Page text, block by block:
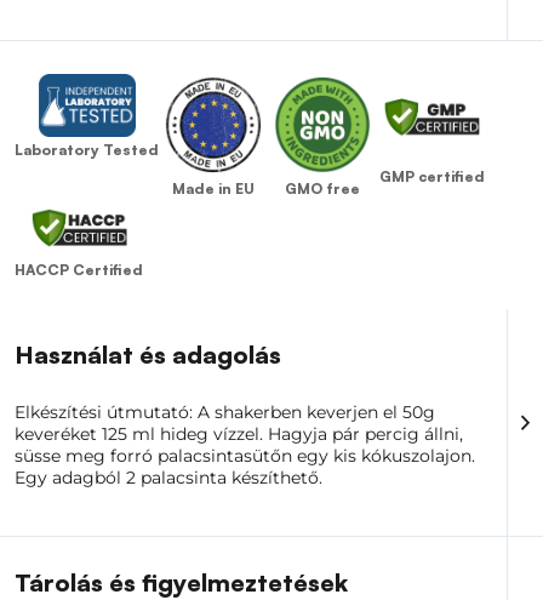
Laboratory Tested
Made in EU GMO free
GMP certified
HACCP Certified
Használat és adagolás
Elkészítési útmutató: A shakerben keverjen el 50g
keveréket 125 ml hideg vízzel. Hagyja pár percig állni,
süsse meg forró palacsintasütőn egy kis kókuszolajon.
Egy adagból 2 palacsinta készíthető.
Tárolás és figyelmeztetések